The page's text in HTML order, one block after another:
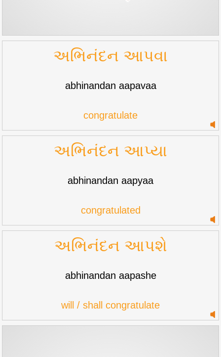
અભિનંદન આપવા
abhinandan aapavaa
congratulate
અભિનંદન આપ્યા
abhinandan aapyaa
congratulated
અભિનંદન આપશે
abhinandan aapashe
will / shall congratulate